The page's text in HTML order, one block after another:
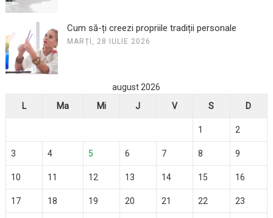
Cum să-ți creezi propriile tradiții personale
MARȚI, 28 IULIE 2026
august 2026
L
Ma Mi J V S D
1 2
3 4 5 6 7 8 9
10 11 12 13 14 15 16
17 18 19 20 21 22 23